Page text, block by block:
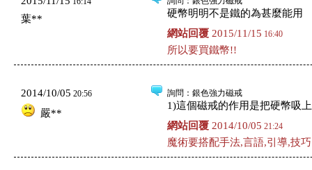
葉**
硬幣明明不是鐵的為甚麼能用
網站回覆 2015/11/15 16:40
所以要買鐵幣!!
2014/10/05 20:56
嚴**
詢問 ：銀色強力磁戒
1)這個磁戒的作用是把硬幣吸
網站回覆 2014/10/05 21:24
魔術要搭配手法,言語,引導,技